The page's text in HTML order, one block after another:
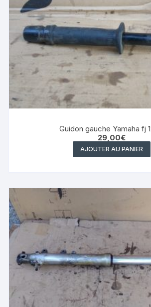
Guidon gauche Yamaha fj
29,00€
AJOUTER AU PANIER